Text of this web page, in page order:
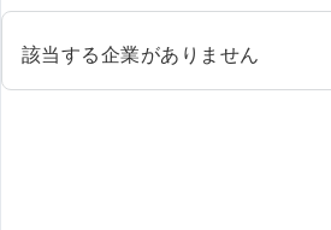
該当する企業がありません